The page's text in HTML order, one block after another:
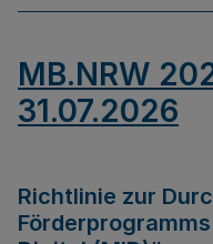
MB.NRW
31.07.2026
Richtlinie zur